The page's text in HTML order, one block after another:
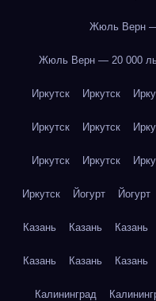
Жюль Верн —
Жюль Верн — 20 000
Иркутск Иркутск
Иркутск Иркутск
Иркутск Иркутск
Иркутск Йогурт Йогурт
Казань Казань Казань
Казань Казань Казань
Калининград